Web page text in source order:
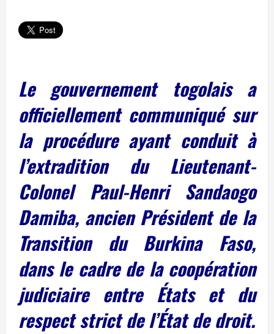
Le gouvernement togolais a
officiellement communiqué sur
la procédure ayant conduit à
l’extradition du Lieutenant-
Colonel Paul-Henri Sandaogo
Damiba, ancien Président de la
Transition du Burkina Faso,
dans le cadre de la coopération
judiciaire entre États et du
respect strict de l’État de droit.